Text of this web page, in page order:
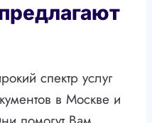
спектр услуг
в Москве и